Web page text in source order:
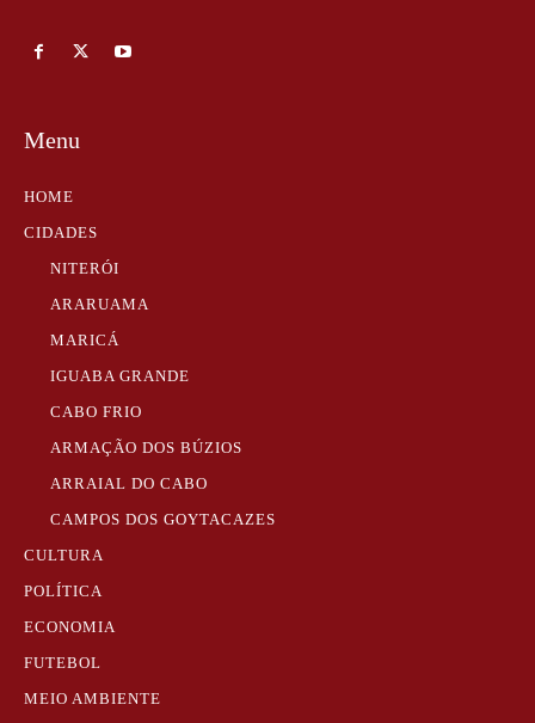
Menu
HOME
CIDADES
NITERÓI
ARARUAMA
MARICÁ
IGUABA GRANDE
CABO FRIO
ARMAÇÃO DOS BÚZIOS
ARRAIAL DO CABO
CAMPOS DOS GOYTACAZES
CULTURA
POLÍTICA
ECONOMIA
FUTEBOL
MEIO AMBIENTE